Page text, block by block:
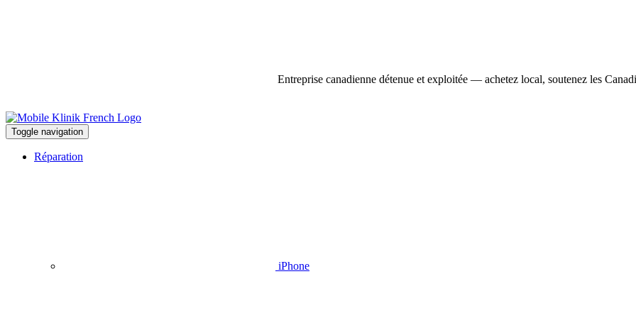
Entreprise canadienne détenue et exploitée — achetez local, soutenez les
Toggle navigation
Réparation
iPhone